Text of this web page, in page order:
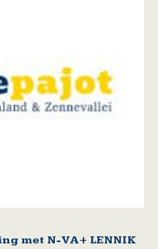
met N-VA+ LENNIK